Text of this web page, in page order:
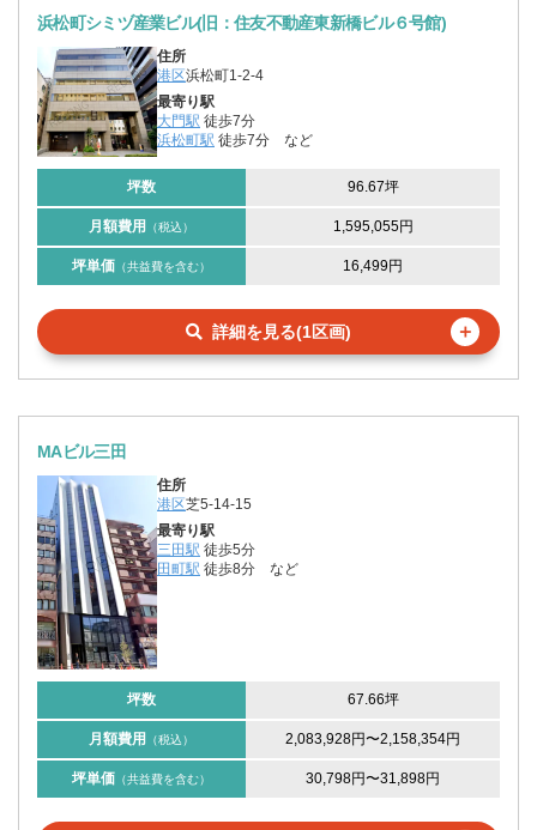
浜松町シミヅ産業ビル(旧：住友不動産東新橋ビル６号館)
住所
港区浜松町1-2-4
最寄り駅
大門駅 徒歩7分
浜松町駅 徒歩7分 など
坪数 96.67坪
月額費用 （税込） 1,595,055円
坪単価 （共益費を含む） 16,499円
詳細を見る(1区画) ＋
MAビル三田
住所
港区芝5-14-15
最寄り駅
三田駅 徒歩5分
田町駅 徒歩8分 など
坪数 67.66坪
月額費用 （税込） 2,083,928円〜2,158,354円
坪単価 （共益費を含む） 30,798円〜31,898円